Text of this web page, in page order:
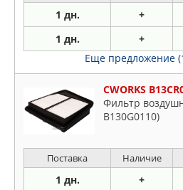
1 дн. +
1 дн. +
Еще предложение
CWORKS
Фильтр
B130G0110)
Поставка Наличие
1 дн. +